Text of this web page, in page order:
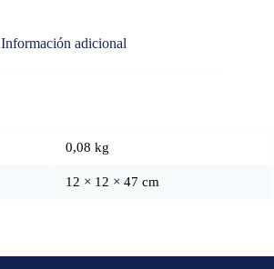
Información adicional
0,08 kg
12 × 12 × 47 cm